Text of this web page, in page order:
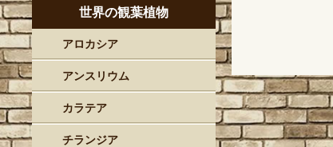
世界の観葉植物
アロカシア
アンスリウム
カラテア
チランジア